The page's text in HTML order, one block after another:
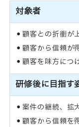
対象者
顧客との折衝が
顧客から信頼が
顧客を味方につ
研修後に目指す
案件の継続、拡
顧客から信頼を